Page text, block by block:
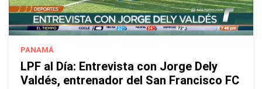
PANAMÁ
LPF al Día: Entrevista con Jorge Dely
Valdés, entrenador del San Francisco FC